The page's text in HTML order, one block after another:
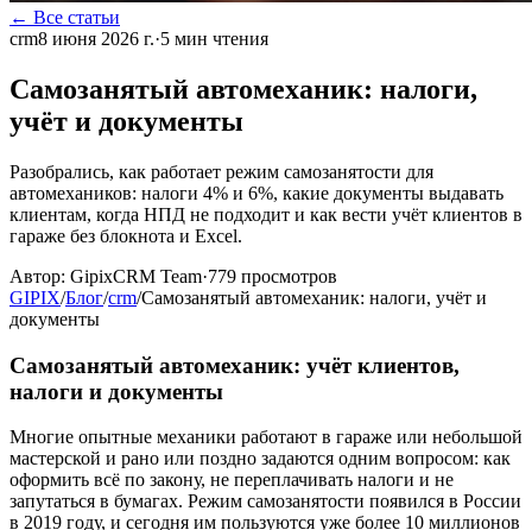
← Все статьи
crm8 июня 2026 г.·5 мин чтения
Самозанятый автомеханик: налоги,
учёт и документы
Разобрались, как работает режим самозанятости для
автомехаников: налоги 4% и 6%, какие документы выдавать
клиентам, когда НПД не подходит и как вести учёт клиентов в
гараже без блокнота и Excel.
Автор: GipixCRM Team·779 просмотров
GIPIX/Блог/crm/Самозанятый автомеханик: налоги, учёт и
документы
Самозанятый автомеханик: учёт клиентов,
налоги и документы
Многие опытные механики работают в гараже или небольшой
мастерской и рано или поздно задаются одним вопросом: как
оформить всё по закону, не переплачивать налоги и не
запутаться в бумагах. Режим самозанятости появился в России
в 2019 году, и сегодня им пользуются уже более 10 миллионов